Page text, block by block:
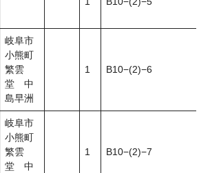
岐阜市
小熊町
繁雲
堂 中
島早洲
1 B10−(2)−6
岐阜市
小熊町
繁雲
堂 中
1 B10−(2)−7